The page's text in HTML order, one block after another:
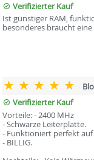
Verifizierter Kauf
Ist günstiger RAM,
besonderes braucht
Verifizierter Kauf
Vorteile: - 2400 MHz
- Schwarze Leiterplatte.
- Funktioniert perfekt
- BILLIG.